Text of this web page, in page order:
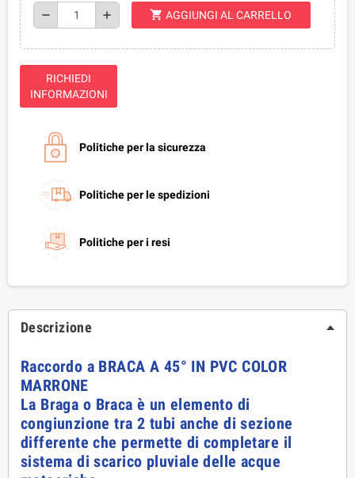
remove add shopping_cart AGGIUNGI AL CARRELLO
RICHIEDI
INFORMAZIONI
Politiche per la sicurezza
Politiche per le spedizioni
Politiche per i resi
Descrizione
Raccordo a BRACA A 45° IN PVC COLOR
MARRONE
La Braga o Braca è un elemento di
congiunzione tra 2 tubi anche di sezione
differente che permette di completare il
sistema di scarico pluviale delle acque